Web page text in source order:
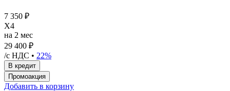
7 350 ₽
X4
на 2 мес
29 400 ₽
/с НДС • 22%
Добавить в корзину